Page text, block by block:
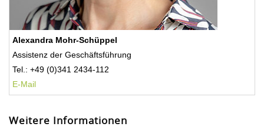
Alexandra Mohr-Schüppel
Assistenz der Geschäftsführung
Tel.: +49 (0)341 2434-112
E-Mail
Weitere Informationen